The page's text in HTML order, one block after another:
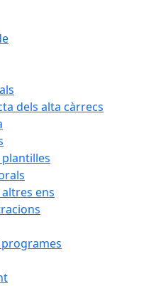
dels alta càrrecs
ens
programes